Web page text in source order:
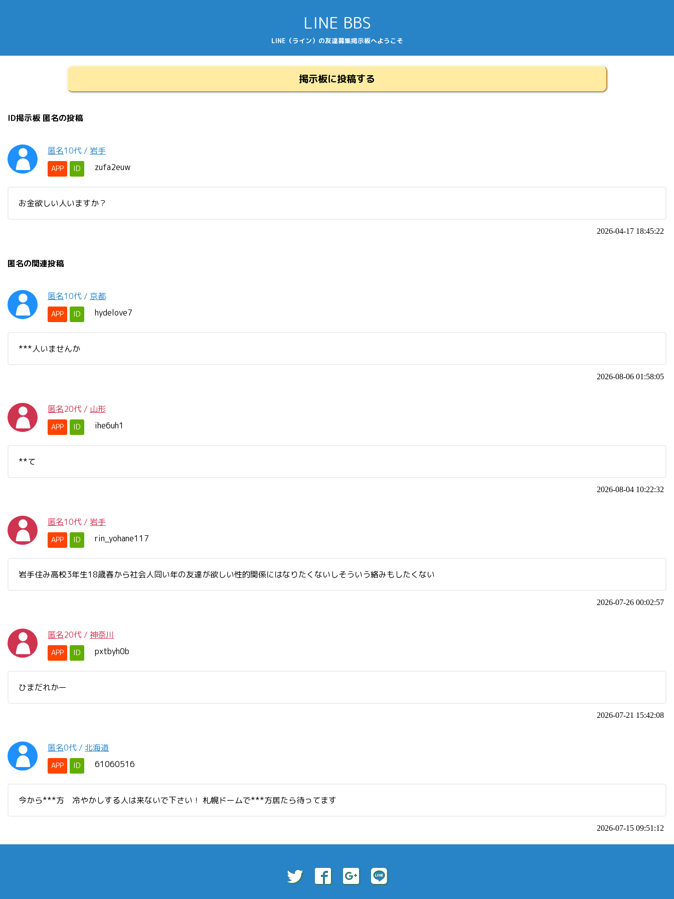
LINE BBS
LINE（ライン）の友達募集掲示板へようこそ
掲示板に投稿する
ID掲示板 匿名の投稿
匿名10代 / 岩手
APP ID zufa2euw
お金欲しい人いますか？
2026-04-17 18:45:22
匿名の関連投稿
匿名10代 / 京都
APP ID hydelove7
***人いませんか
2026-08-06 01:58:05
匿名20代 / 山形
APP ID ihe6uh1
**て
2026-08-04 10:22:32
匿名10代 / 岩手
APP ID rin_yohane117
岩手住み高校3年生18歳春から社会人同い年の友達が欲しい性的関係にはなりたくないしそういう絡みもしたくない
2026-07-26 00:02:57
匿名20代 / 神奈川
APP ID pxtbyh0b
ひまだれかー
2026-07-21 15:42:08
匿名0代 / 北海道
APP ID 61060516
今から***方 冷やかしする人は来ないで下さい！ 札幌ドームで***方居たら待ってます
2026-07-15 09:51:12